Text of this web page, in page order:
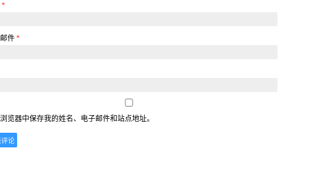
*
件 *
览器中保存我的姓名、电子邮件和站点地址。